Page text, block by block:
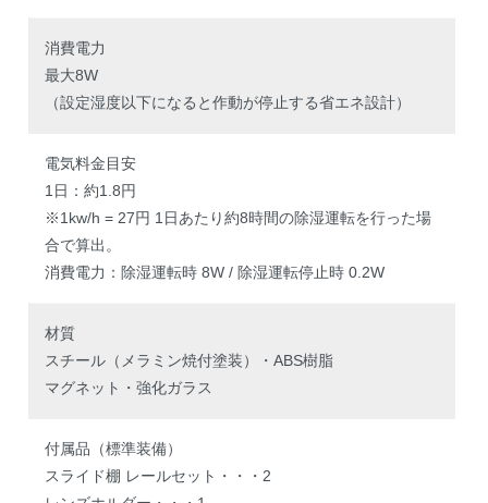
消費電力
最大8W
（設定湿度以下になると作動が停止する省エネ設計）
電気料金目安
1日：約1.8円
※1kw/h = 27円 1日あたり約8時間の除湿運転を行った場
合で算出。
消費電力：除湿運転時 8W / 除湿運転停止時 0.2W
材質
スチール（メラミン焼付塗装）・ABS樹脂
マグネット・強化ガラス
付属品（標準装備）
スライド棚 レールセット・・・2